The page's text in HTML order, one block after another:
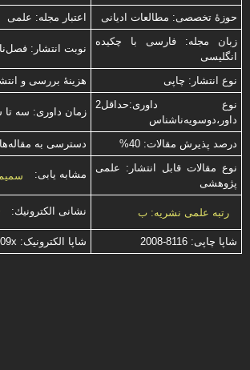
حوزۀ تخصصی: مطالعات ادیانی
اعتبار مجله: علمی
زبان مجله: فارسی با چكیده
انگلیسی
نوبت انتشار:
نوع انتشار: چاپی
هزینۀ بررسی و
نوع داوری:حداقل2
داور،دوسویه‌ناشناس
زمان داوری: سه
درصد پذیرش مقالات: 40%
دسترسی به
نوع مقالات قابل انتشار: علمی
پژوهشی
مشابه یابی:
رتبه علمی نشریه: ب نشانی الكترونیك:
شاپا چاپی: 2008-8116 شاپا الکترونیک: